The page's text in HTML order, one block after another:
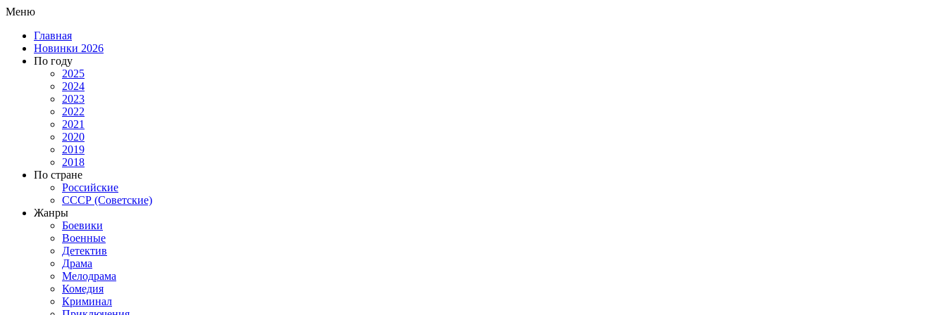
Меню
Главная
Новинки 2026
По году
2025
2024
2023
2022
2021
2020
2019
2018
По стране
Российские
СССР (Советские)
Жанры
Боевики
Военные
Детектив
Драма
Мелодрама
Комедия
Криминал